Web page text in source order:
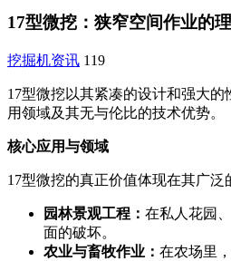
17型微挖：狭窄空间作业的
挖掘机资讯 119
17型微挖以其紧凑的设计和强大
用领域及其无与伦比的技术优势。
核心应用与领域
17型微挖的真正价值体现在其广
园林景观工程： 在私人花园
面的破坏。
农业与畜牧作业： 在农场里